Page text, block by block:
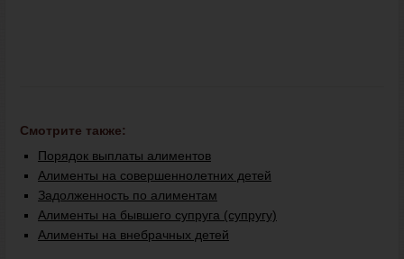
Смотрите также:
Порядок выплаты алиментов
Алименты на совершеннолетних детей
Задолженность по алиментам
Алименты на бывшего супруга (супругу)
Алименты на внебрачных детей